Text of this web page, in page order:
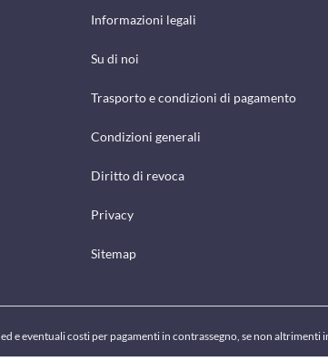
Informazioni legali
Su di noi
Trasporto e condizioni di pagamento
Condizioni generali
Diritto di revoca
Privacy
Sitemap
ed e eventuali costi per pagamenti in contrassegno, se non altrimenti